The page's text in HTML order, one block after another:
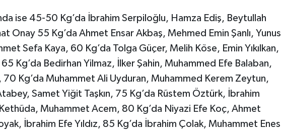
ise 45-50 Kg’da İbrahim Serpiloğlu, Hamza Ediş, Beytullah
Onay 55 Kg’da Ahmet Ensar Akbaş, Mehmed Emin Şanlı, Yunus
Sefa Kaya, 60 Kg’da Tolga Güçer, Melih Köse, Emin Yıkılkan,
Kg’da Bedirhan Yilmaz, İlker Şahin, Muhammed Efe Balaban,
70 Kg’da Muhammet Ali Uyduran, Muhammed Kerem Zeytun,
Samet Yiğit Taşkın, 75 Kg’da Rüstem Öztürk, İbrahim
Muhammet Acem, 80 Kg’da Niyazi Efe Koç, Ahmet
İbrahim Efe Yıldız, 85 Kg’da İbrahim Çolak, Muhammet Enes